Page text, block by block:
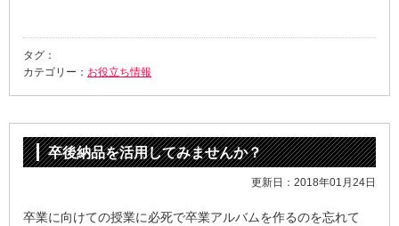
タグ：
カテゴリー： お役立ち情報
卒後納品を活用してみませんか？
更新日：2018年01月24日
卒業に向けての授業に必死で卒業アルバムを作るのを忘れて